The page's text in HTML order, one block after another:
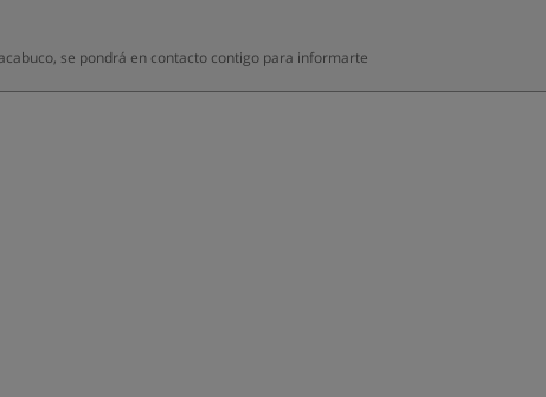
se pondrá en contacto contigo para informarte